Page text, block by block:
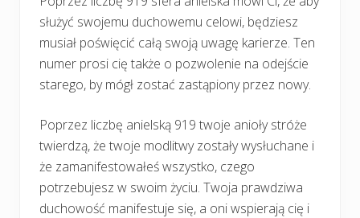
służyć swojemu duchowemu celowi, będziesz
musiał poświęcić całą swoją uwagę karierze. Ten
numer prosi cię także o pozwolenie na odejście
starego, by mógł zostać zastąpiony przez nowy.
Poprzez liczbę anielską 919 twoje anioły stróże
twierdzą, że twoje modlitwy zostały wysłuchane i
że zamanifestowałeś wszystko, czego
potrzebujesz w swoim życiu. Twoja prawdziwa
duchowość manifestuje się, a oni wspierają cię i